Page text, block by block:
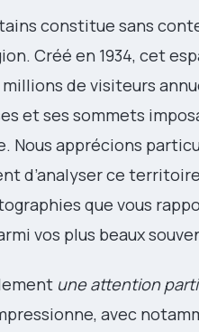
constitue sans
Créé en 1934, cet
de visiteurs
et ses sommets
Nous apprécions
d’analyser ce
que vous
vos plus beaux
une attention
avec